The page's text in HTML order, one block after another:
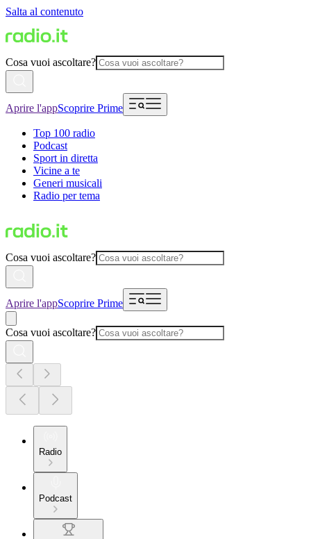
Salta al contenuto
Cosa vuoi ascoltare?
Aprire l'appScoprire Prime
Top 100 radio
Podcast
Sport in diretta
Vicine a te
Generi musicali
Radio per tema
Cosa vuoi ascoltare?
Aprire l'appScoprire Prime
Cosa vuoi ascoltare?
Radio
Podcast